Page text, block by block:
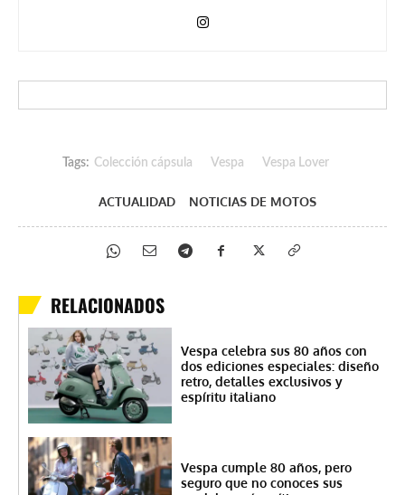
Tags: Colección cápsula Vespa Vespa Lover
ACTUALIDAD NOTICIAS DE MOTOS
RELACIONADOS
Vespa celebra sus 80 años con
dos ediciones especiales: diseño
retro, detalles exclusivos y
espíritu italiano
Vespa cumple 80 años, pero
seguro que no conoces sus